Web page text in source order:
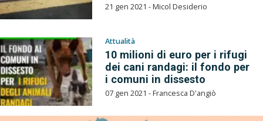
21 gen 2021 - Micol Desiderio
Attualità
10 milioni di euro per i rifugi
dei cani randagi: il fondo per
i comuni in dissesto
07 gen 2021 - Francesca D'angiò